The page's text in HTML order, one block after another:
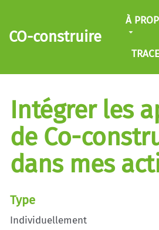
Aller au contenu principal
CO-construire
À
Intégrer les
de Co-
dans mes
Type
Individuellement